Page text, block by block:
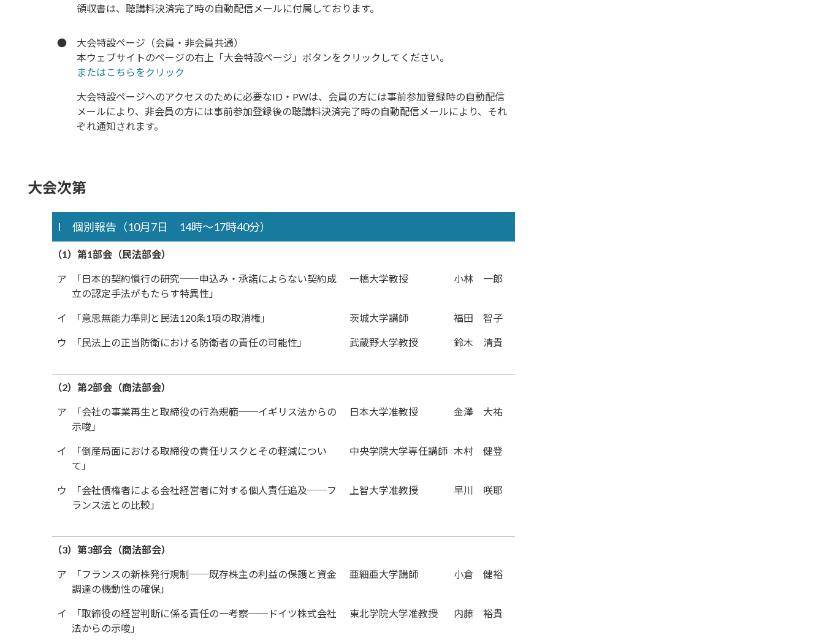
領収書は、聴講料決済完了時の自動配信メールに付属しております。
●
大会特設ページ（会員・非会員共通）
本ウェブサイトのページの右上「大会特設ページ」ボタンをクリックしてください。
またはこちらをクリック
大会特設ページへのアクセスのために必要なID・PWは、会員の方には事前参加登録時の自動配信
メールにより、非会員の方には事前参加登録後の聴講料決済完了時の自動配信メールにより、それ
ぞれ通知されます。
大会次第
I 個別報告（10月7日 14時～17時40分）
（1）第1部会（民法部会）
ア
「日本的契約慣行の研究──申込み・承諾によらない契約成
立の認定手法がもたらす特異性」
一橋大学教授 小林 一郎
イ 「意思無能力準則と民法120条1項の取消権」 茨城大学講師 福田 智子
ウ 「民法上の正当防衛における防衛者の責任の可能性」 武蔵野大学教授 鈴木 清貴
（2）第2部会（商法部会）
ア
「会社の事業再生と取締役の行為規範──イギリス法からの
示唆」
日本大学准教授 金澤 大祐
イ
「倒産局面における取締役の責任リスクとその軽減につい
て」
中央学院大学専任講師 木村 健登
ウ
「会社債権者による会社経営者に対する個人責任追及──フ
ランス法との比較」
上智大学准教授 早川 咲耶
（3）第3部会（商法部会）
ア
「フランスの新株発行規制──既存株主の利益の保護と資金
調達の機動性の確保」
亜細亜大学講師 小倉 健裕
イ
「取締役の経営判断に係る責任の一考察──ドイツ株式会社
法からの示唆」
東北学院大学准教授 内藤 裕貴